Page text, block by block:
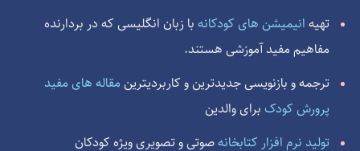
تهیه انیمیشن های کودکانهبا زبان انگلیسی که در بردارنده
مفاهیم مفید آموزشی هستند.
ترجمه و بازنویسی جدیدترین و کاربردیترینمقاله های مفید
پرورش کودک برای والدین
تولید نرم افزار کتابخانهصوتی و تصویری ویژه کودکان